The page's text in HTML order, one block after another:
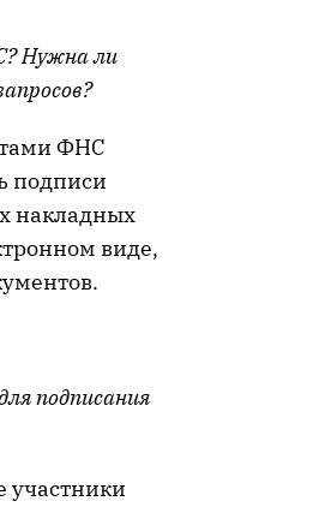
Нужна ли
ФНС
подписи
накладных
виде,
подписания
участники